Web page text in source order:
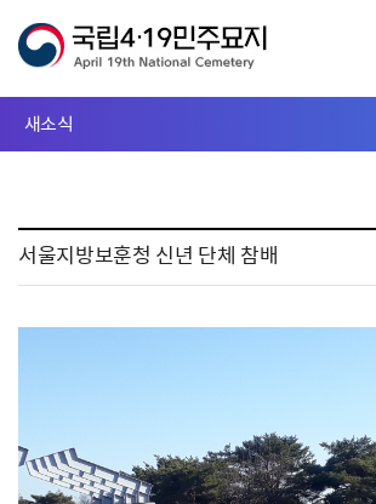
새소식
서울지방보훈청 신년 단체 참배